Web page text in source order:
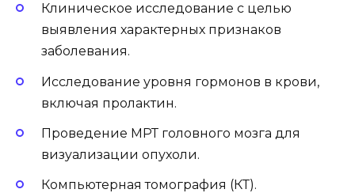
Клиническое исследование с целью
выявления характерных признаков
заболевания.
Исследование уровня гормонов в крови,
включая пролактин.
Проведение МРТ головного мозга для
визуализации опухоли.
Компьютерная томография (КТ).